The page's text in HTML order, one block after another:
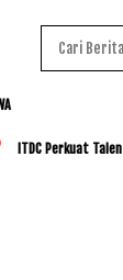
ITDC Perkuat